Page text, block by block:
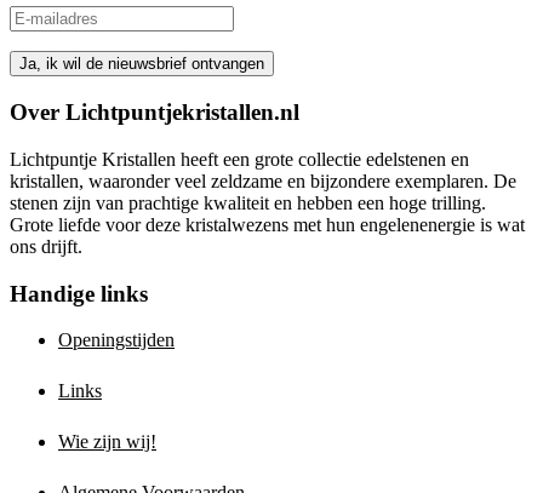
Over Lichtpuntjekristallen.nl
Lichtpuntje Kristallen heeft een grote collectie edelstenen en
kristallen, waaronder veel zeldzame en bijzondere exemplaren. De
stenen zijn van prachtige kwaliteit en hebben een hoge trilling.
Grote liefde voor deze kristalwezens met hun engelenenergie is wat
ons drijft.
Handige links
Openingstijden
Links
Wie zijn wij!